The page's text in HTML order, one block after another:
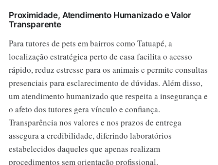
Proximidade, Atendimento Humanizado e Valor
Transparente
Para tutores de pets em bairros como Tatuapé, a
localização estratégica perto de casa facilita o acesso
rápido, reduz estresse para os animais e permite consultas
presenciais para esclarecimento de dúvidas. Além disso,
um atendimento humanizado que respeita a insegurança e
o afeto dos tutores gera vínculo e confiança.
Transparência nos valores e nos prazos de entrega
assegura a credibilidade, diferindo laboratórios
estabelecidos daqueles que apenas realizam
procedimentos sem orientação profissional.